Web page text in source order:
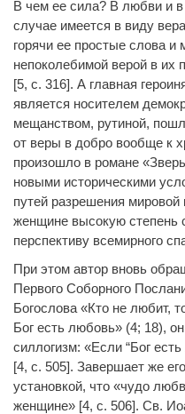
В чем ее сила? В любви и
случае имеется в виду
горячи ее простые слова
непоколебимой верой в их
[5, с. 316]. А главная
является носителем
мещанством, рутиной,
от веры в добро вообще к
произошло в романе
новыми историческими
путей разрешения
женщине высокую степень
перспективу всемирного
При этом автор вновь
Первого Соборного
Богослова «Кто не любит,
Бог есть любовь» (4; 18),
силлогизм: «Если “Бог
[4, с. 505]. Завершает же
установкой, что «чудо
женщине» [4, с. 506]. Св.